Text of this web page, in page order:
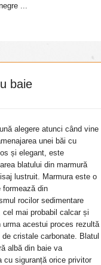
...
baie
alegere atunci când vine
unei băi cu
și elegant, este
blatului din marmură
lustruit. Marmura este o
formează din
rocilor sedimentare
cel mai probabil calcar și
urma acestui proces rezultă
cristale carbonate. Blatul
albă din baie va
cu siguranță orice privitor